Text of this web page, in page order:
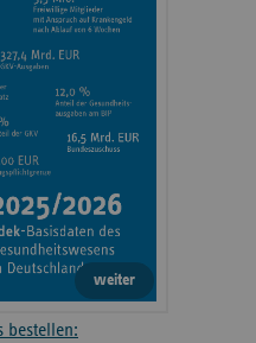
weiter
bestellen: